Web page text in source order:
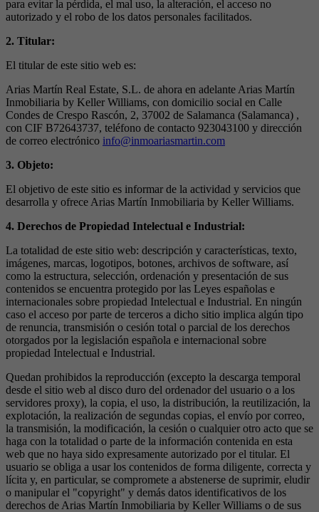
para evitar la pérdida, el mal uso, la alteración, el acceso no
autorizado y el robo de los datos personales facilitados.
2. Titular:
El titular de este sitio web es:
Arias Martín Real Estate, S.L. de ahora en adelante Arias Martín
Inmobiliaria by Keller Williams, con domicilio social en Calle
Condes de Crespo Rascón, 2, 37002 de Salamanca (Salamanca) ,
con CIF B72643737, teléfono de contacto 923043100 y dirección
de correo electrónico info@inmoariasmartin.com
3. Objeto:
El objetivo de este sitio es informar de la actividad y servicios que
desarrolla y ofrece Arias Martín Inmobiliaria by Keller Williams.
4. Derechos de Propiedad Intelectual e Industrial:
La totalidad de este sitio web: descripción y características, texto,
imágenes, marcas, logotipos, botones, archivos de software, así
como la estructura, selección, ordenación y presentación de sus
contenidos se encuentra protegido por las Leyes españolas e
internacionales sobre propiedad Intelectual e Industrial. En ningún
caso el acceso por parte de terceros a dicho sitio implica algún tipo
de renuncia, transmisión o cesión total o parcial de los derechos
otorgados por la legislación española e internacional sobre
propiedad Intelectual e Industrial.
Quedan prohibidos la reproducción (excepto la descarga temporal
desde el sitio web al disco duro del ordenador del usuario o a los
servidores proxy), la copia, el uso, la distribución, la reutilización, la
explotación, la realización de segundas copias, el envío por correo,
la transmisión, la modificación, la cesión o cualquier otro acto que se
haga con la totalidad o parte de la información contenida en esta
web que no haya sido expresamente autorizado por el titular. El
usuario se obliga a usar los contenidos de forma diligente, correcta y
lícita y, en particular, se compromete a abstenerse de suprimir, eludir
o manipular el "copyright" y demás datos identificativos de los
derechos de Arias Martín Inmobiliaria by Keller Williams o de sus